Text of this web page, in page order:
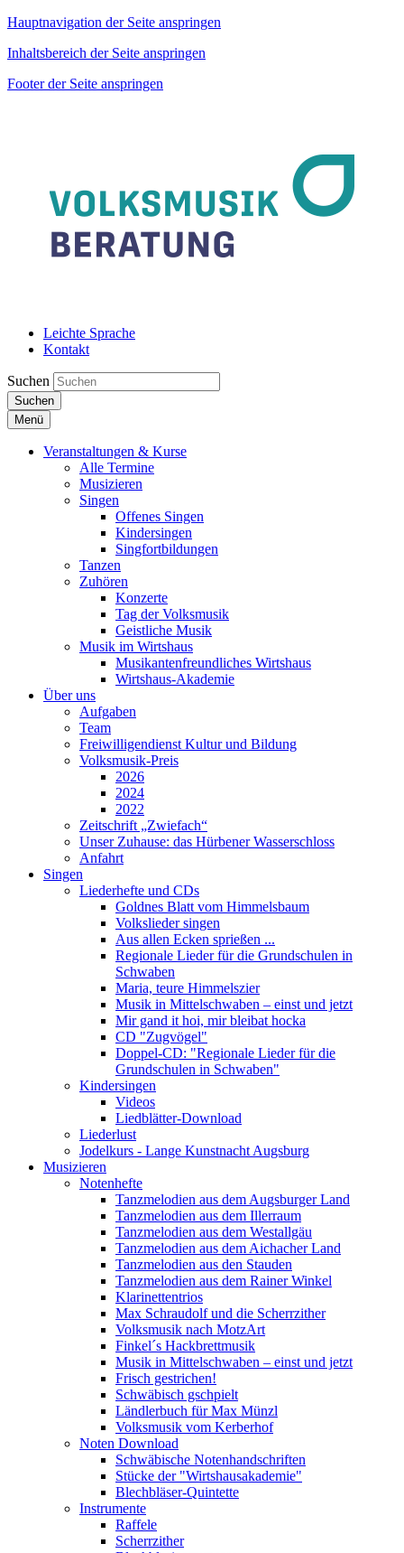
Hauptnavigation der Seite anspringen
Inhaltsbereich der Seite anspringen
Footer der Seite anspringen
Leichte Sprache
Kontakt
Suchen
Suchen
Menü
Veranstaltungen & Kurse
Alle Termine
Musizieren
Singen
Offenes Singen
Kindersingen
Singfortbildungen
Tanzen
Zuhören
Konzerte
Tag der Volksmusik
Geistliche Musik
Musik im Wirtshaus
Musikantenfreundliches Wirtshaus
Wirtshaus-Akademie
Über uns
Aufgaben
Team
Freiwilligendienst Kultur und Bildung
Volksmusik-Preis
2026
2024
2022
Zeitschrift „Zwiefach“
Unser Zuhause: das Hürbener Wasserschloss
Anfahrt
Singen
Liederhefte und CDs
Goldnes Blatt vom Himmelsbaum
Volkslieder singen
Aus allen Ecken sprießen ...
Regionale Lieder für die Grundschulen in
Schwaben
Maria, teure Himmelszier
Musik in Mittelschwaben – einst und jetzt
Mir gand it hoi, mir bleibat hocka
CD "Zugvögel"
Doppel-CD: "Regionale Lieder für die
Grundschulen in Schwaben"
Kindersingen
Videos
Liedblätter-Download
Liederlust
Jodelkurs - Lange Kunstnacht Augsburg
Musizieren
Notenhefte
Tanzmelodien aus dem Augsburger Land
Tanzmelodien aus dem Illerraum
Tanzmelodien aus dem Westallgäu
Tanzmelodien aus dem Aichacher Land
Tanzmelodien aus den Stauden
Tanzmelodien aus dem Rainer Winkel
Klarinettentrios
Max Schraudolf und die Scherrzither
Volksmusik nach MotzArt
Finkel´s Hackbrettmusik
Musik in Mittelschwaben – einst und jetzt
Frisch gestrichen!
Schwäbisch gschpielt
Ländlerbuch für Max Münzl
Volksmusik vom Kerberhof
Noten Download
Schwäbische Notenhandschriften
Stücke der "Wirtshausakademie"
Blechbläser-Quintette
Instrumente
Raffele
Scherrzither